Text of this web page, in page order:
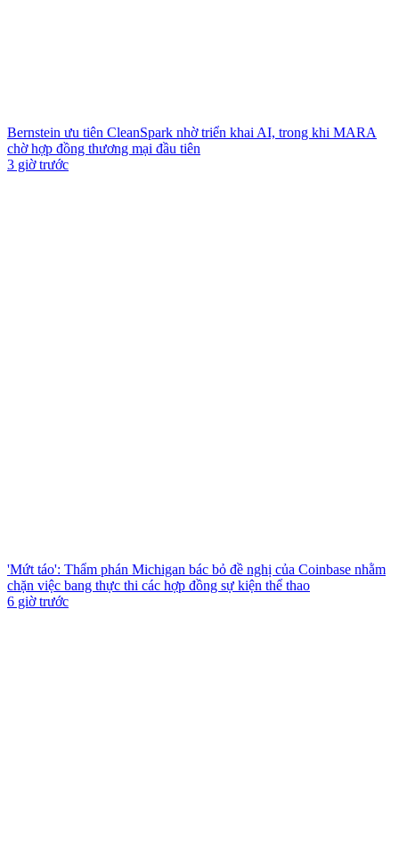
Bernstein ưu tiên CleanSpark nhờ triển khai AI, trong khi MARA
chờ hợp đồng thương mại đầu tiên
3 giờ trước
'Mứt táo': Thẩm phán Michigan bác bỏ đề nghị của Coinbase nhằm
chặn việc bang thực thi các hợp đồng sự kiện thể thao
6 giờ trước